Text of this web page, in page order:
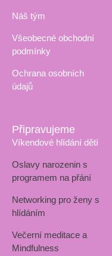
Náš tým
Všeobecné obchodní
podmínky
Ochrana osobních
údajů
Připravujeme
Víkendové hlídání dětí
Oslavy narozenin s
programem na přání
Networking pro ženy s
hlídáním
Večerní meditace a
Mindfulness